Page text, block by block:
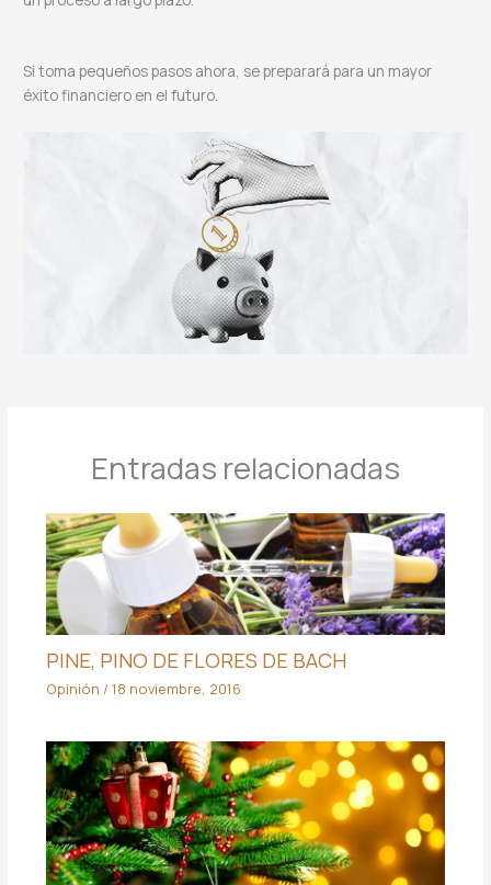
Si toma pequeños pasos ahora, se preparará para un mayor
éxito financiero en el futuro.
Entradas relacionadas
PINE, PINO DE FLORES DE BACH
Opinión / 18 noviembre, 2016